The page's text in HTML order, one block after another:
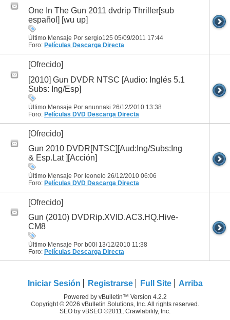
One In The Gun 2011 dvdrip Thriller[sub
español] [wu up]
Último Mensaje Por sergio125 05/09/2011 17:44
Foro: Películas Descarga Directa
[Ofrecido]
[2010] Gun DVDR NTSC [Audio: Inglés 5.1
Subs: Ing/Esp]
Último Mensaje Por anunnaki 26/12/2010 13:38
Foro: Películas DVD Descarga Directa
[Ofrecido]
Gun 2010 DVDR[NTSC][Aud:Ing/Subs:Ing
& Esp.Lat ][Acción]
Último Mensaje Por leonelo 26/12/2010 06:06
Foro: Películas DVD Descarga Directa
[Ofrecido]
Gun (2010) DVDRip.XVID.AC3.HQ.Hive-
CM8
Último Mensaje Por b00l 13/12/2010 11:38
Foro: Películas Descarga Directa
Iniciar Sesión Registrarse Full Site Arriba
Powered by vBulletin™ Version 4.2.2
Copyright © 2026 vBulletin Solutions, Inc. All rights reserved.
SEO by vBSEO ©2011, Crawlability, Inc.